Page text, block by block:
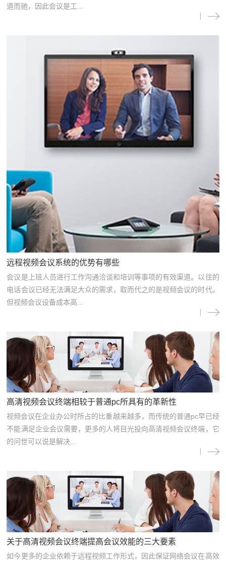
道而驰，因此会议是工...
远程视频会议系统的优势有哪些
会议是上班人员进行工作沟通洽谈和培训等事项的有效渠道。以往的
电话会议已经无法满足大众的需求，取而代之的是视频会议的时代。
但视频会议设备成本高...
高清视频会议终端相较于普通pc所具有的革新性
视频会议在企业办公时所占的比重越来越多，而传统的普通pc早已经
不能满足企业会议需要，更多的人将目光投向高清视频会议终端，它
的问世可以说是解决...
关于高清视频会议终端提高会议效能的三大要素
如今更多的企业依赖于远程视频工作形式，因此保证网络会议在高效